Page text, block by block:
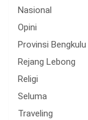
Nasional
Opini
Provinsi Bengkulu
Rejang Lebong
Religi
Seluma
Traveling